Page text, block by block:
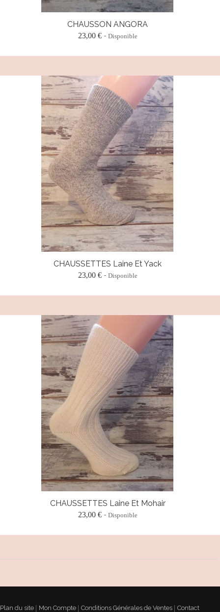
CHAUSSON ANGORA
23,00 € Disponible
CHAUSSETTES Laine Et Yack
23,00 € Disponible
CHAUSSETTES Laine Et Mohair
23,00 € Disponible
Plan du site Mon Compte Conditions Générales de Ventes Contact